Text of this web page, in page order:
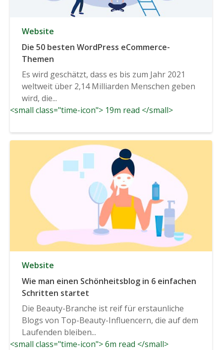
Website
Die 50 besten WordPress eCommerce-
Themen
Es wird geschätzt, dass es bis zum Jahr 2021
weltweit über 2,14 Milliarden Menschen geben
wird, die...
<small class="time-icon"> 19m read </small>
Website
Wie man einen Schönheitsblog in 6 einfachen
Schritten startet
Die Beauty-Branche ist reif für erstaunliche
Blogs von Top-Beauty-Influencern, die auf dem
Laufenden bleiben...
<small class="time-icon"> 6m read </small>